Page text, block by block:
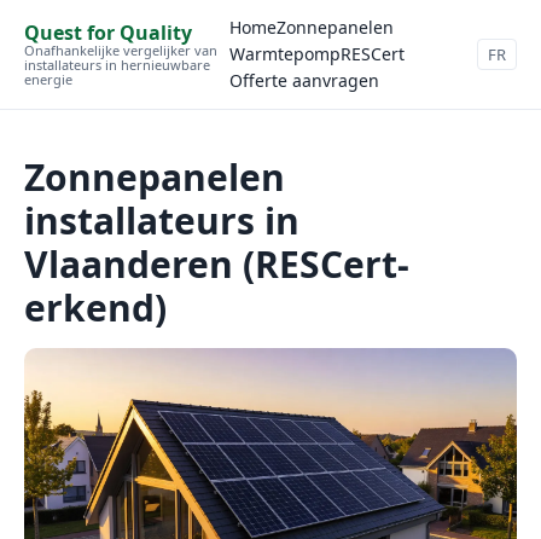
Quest for Quality
Onafhankelijke vergelijker van
installateurs in hernieuwbare
energie
HomeZonnepanelen
WarmtepompRESCert
Offerte aanvragen
FR
Zonnepanelen
installateurs in
Vlaanderen (RESCert-
erkend)